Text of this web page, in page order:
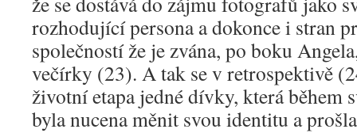
rozhodující persona a dokonce i stran
společností že je zvána, po boku
večírky (23). A tak se v retrospektivě
životní etapa jedné dívky, která během
byla nucena měnit svou identitu a